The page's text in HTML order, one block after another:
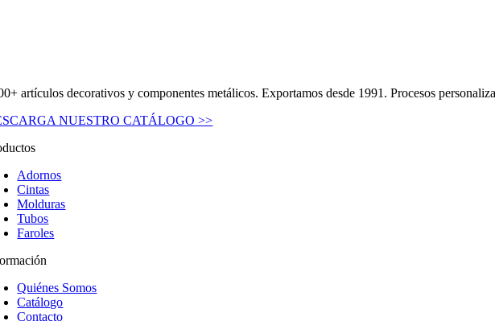
artículos decorativos y componentes metálicos. Exportamos desde 1991. Procesos
NUESTRO CATÁLOGO >>
Adornos
Cintas
Molduras
Tubos
Faroles
Quiénes Somos
Catálogo
Contacto